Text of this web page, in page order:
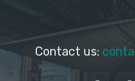
Contact us: